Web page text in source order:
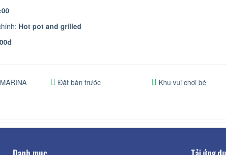
Hot pot and grilled
Đặt bàn trước Khu vui chơi bé